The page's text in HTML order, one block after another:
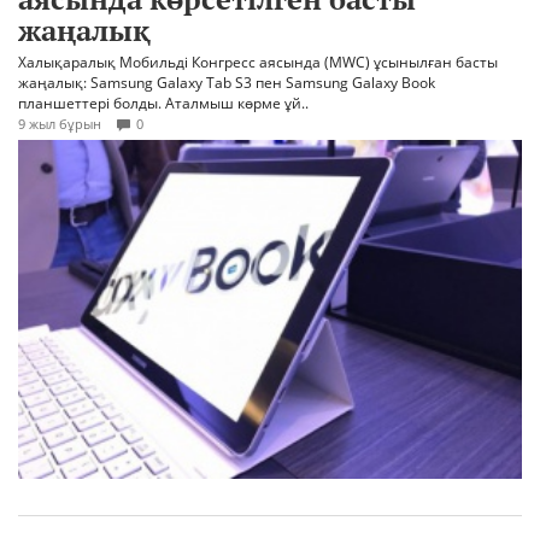
жаңалық
Халықаралық Мобильді Конгресс аясында (MWC) ұсынылған басты
жаңалық: Samsung Galaxy Tab S3 пен Samsung Galaxy Book
планшеттері болды. Аталмыш көрме ұй..
9 жыл бұрын 0